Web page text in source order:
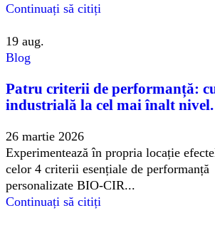
Continuați să citiți
19 aug.
Blog
Patru criterii de performanță:
industrială la cel mai înalt nivel.
26 martie 2026
Experimentează în propria locație
celor 4 criterii esențiale de
personalizate BIO-CIR...
Continuați să citiți